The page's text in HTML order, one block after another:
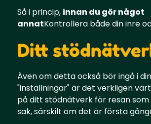
Så i princip, innan du gör något
annatKontrollera både din inre
Ditt
Även om detta också bör ingå i
"inställningar" är det verkligen
på ditt stödnätverk för resan
sak, särskilt om det är första